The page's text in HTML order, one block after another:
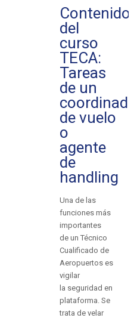
Contenido
del
curso
TECA:
Tareas
de un
coordinador
de vuelo
o
agente
de
handling
Una de las
funciones más
importantes
de un Técnico
Cualificado de
Aeropuertos es
vigilar
la seguridad en
plataforma. Se
trata de velar